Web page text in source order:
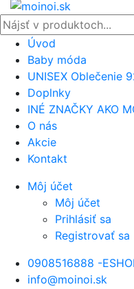
Úvod
Baby móda
UNISEX Oblečenie
Doplnky
INÉ ZNAČKY AKO
O nás
Akcie
Kontakt
Môj účet
Môj účet
Prihlásiť sa
Registrovať sa
0908516888 -
info@moinoi.sk